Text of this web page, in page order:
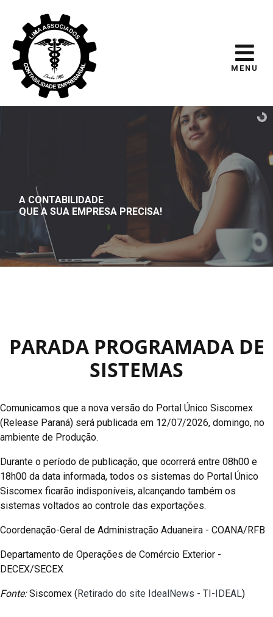
MENU
A CONTABILIDADE
QUE A SUA EMPRESA PRECISA!
PARADA PROGRAMADA DE
SISTEMAS
Comunicamos que a nova versão do Portal Único Siscomex
(Release Paraná) será publicada em 12/07/2026, domingo, no
ambiente de Produção.
Durante o período de publicação, que ocorrerá entre 08h00 e
18h00 da data informada, todos os sistemas do Portal Único
Siscomex ficarão indisponíveis, alcançando também os
sistemas voltados ao controle das exportações.
Coordenação-Geral de Administração Aduaneira - COANA/RFB
Departamento de Operações de Comércio Exterior -
DECEX/SECEX
Fonte:Siscomex (Retirado do site IdealNews - TI-IDEAL)